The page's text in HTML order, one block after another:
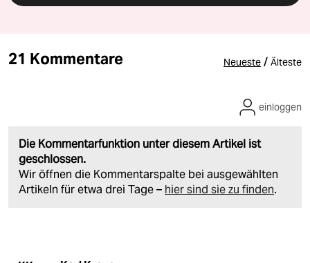
21 Kommentare Neueste / Älteste
Die Kommentarfunktion unter diesem Artikel ist
geschlossen.
Wir öffnen die Kommentarspalte bei ausgewählten
Artikeln für etwa drei Tage – hier sind sie zu finden.
einloggen